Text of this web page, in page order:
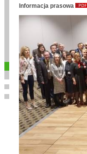
Informacja prasowa